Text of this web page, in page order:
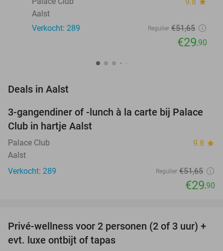
9.8
Aalst
Verkocht: 289
Regulier €51,65
€29,90
Deals in Aalst
42%
3-gangendiner of -lunch à la carte bij Palace
Club in hartje Aalst
Palace Club 9.8 star
Aalst
Verkocht: 289
Regulier €51,65
€29,90
30%
Privé-wellness voor 2 personen (2 of 3 uur) +
evt. luxe ontbijt of tapas